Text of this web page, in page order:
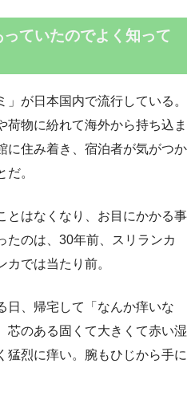
ていたのでよく知って
が日本国内で流行している。
荷物に紛れて海外から持ち込ま
に住み着き、宿泊者が気がつか
。
とはなくなり、お目にかかる事
たのは、30年前、スリランカ
では当たり前。
日、帰宅して「なんか痒いな
芯のある固くて大きくて赤い湿
猛烈に痒い。腕もひじから手に